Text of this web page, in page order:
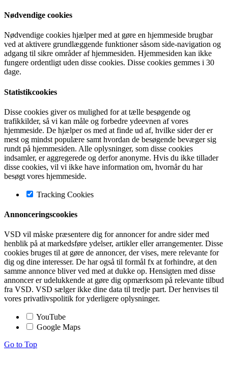
Nødvendige cookies
Nødvendige cookies hjælper med at gøre en hjemmeside brugbar
ved at aktivere grundlæggende funktioner såsom side-navigation og
adgang til sikre områder af hjemmesiden. Hjemmesiden kan ikke
fungere ordentligt uden disse cookies. Disse cookies gemmes i 30
dage.
Statistikcookies
Disse cookies giver os mulighed for at tælle besøgende og
trafikkilder, så vi kan måle og forbedre ydeevnen af vores
hjemmeside. De hjælper os med at finde ud af, hvilke sider der er
mest og mindst populære samt hvordan de besøgende bevæger sig
rundt på hjemmesiden. Alle oplysninger, som disse cookies
indsamler, er aggregerede og derfor anonyme. Hvis du ikke tillader
disse cookies, vil vi ikke have information om, hvornår du har
besøgt vores hjemmeside.
Tracking Cookies
Annonceringscookies
VSD vil måske præsentere dig for annoncer for andre sider med
henblik på at markedsføre ydelser, artikler eller arrangementer. Disse
cookies bruges til at gøre de annoncer, der vises, mere relevante for
dig og dine interesser. De har også til formål fx at forhindre, at den
samme annonce bliver ved med at dukke op. Hensigten med disse
annoncer er udelukkende at gøre dig opmærksom på relevante tilbud
fra VSD. VSD sælger ikke dine data til tredje part. Der henvises til
vores privatlivspolitik for yderligere oplysninger.
YouTube
Google Maps
Go to Top